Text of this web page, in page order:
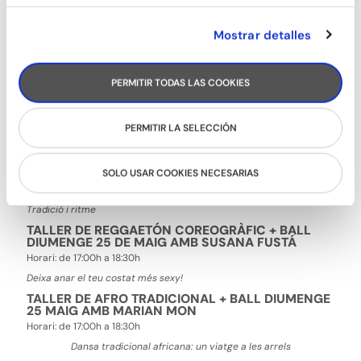
Mostrar detalles
PERMITIR TODAS LAS COOKIES
PERMITIR LA SELECCIÓN
SOLO USAR COOKIES NECESARIAS
-Entrada 10€ amb barra lliure de refrescos
-Entrada exclusiva amb el carnet Bailongu (si no el tens,
descarrega la nova APP Bailongu i registra't)
TALLER DE MILONGA I VALS CRIOLLO + BALL
DIUMENGE 25 DE MAIG AMB ANNA MARTIN
de 17:00h a 19:00h
TALLER DE SALSA CON TIMBA + BALL DIUMENGE
25 DE MAIG AMB IRENE PÁRRAGA I ISMAEL PÉREZ
Horari:de 17:00h a 18:30h
Tradició i ritme
TALLER DE REGGAETÓN COREOGRÀFIC + BALL
DIUMENGE 25 DE MAIG AMB SUSANA FUSTÁ
Horari:de 17:00h a 18:30h
Deixa anar el teu costat més sexy!
TALLER DE AFRO TRADICIONAL + BALL DIUMENGE
25 MAIG AMB MARIAN MON
Horari:de 17:00h a 18:30h
Dansa tradicional africana: un viatge a les arrels